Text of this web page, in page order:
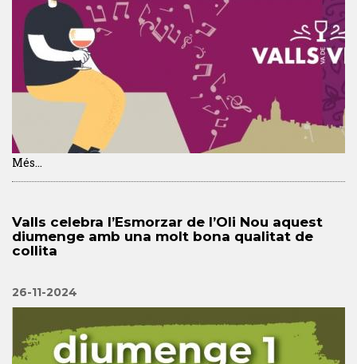
Més...
Valls celebra l’Esmorzar de l’Oli Nou aquest
diumenge amb una molt bona qualitat de
collita
26-11-2024